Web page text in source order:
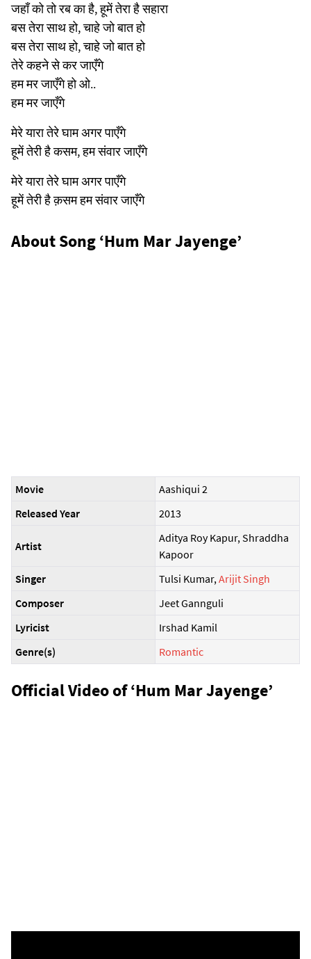
जहाँ को तो रब का है, हूमें तेरा है सहारा
बस तेरा साथ हो, चाहे जो बात हो
बस तेरा साथ हो, चाहे जो बात हो
तेरे कहने से कर जाएँगे
हम मर जाएँगे हो ओ..
हम मर जाएँगे
मेरे यारा तेरे घाम अगर पाएँगे
हूमें तेरी है कसम, हम संवार जाएँगे
मेरे यारा तेरे घाम अगर पाएँगे
हूमें तेरी है क़सम हम संवार जाएँगे
About Song ‘Hum Mar Jayenge’
Movie
Aashiqui 2
Released Year
2013
Artist
Aditya Roy Kapur, Shraddha
Kapoor
Singer
Tulsi Kumar,Arijit Singh
Composer
Jeet Gannguli
Lyricist
Irshad Kamil
Genre(s)
Romantic
Official Video of ‘Hum Mar Jayenge’